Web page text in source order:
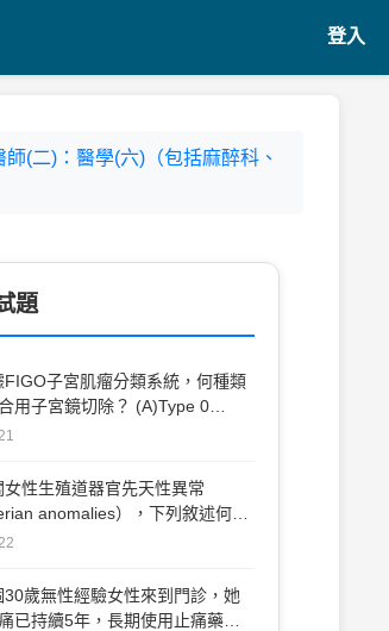
登入
(二)：醫學(六)（包括麻醉科、
題
FIGO子宮肌瘤分類系統，何種類
子宮鏡切除？ (A)Type 0
1 (C)Type 2 (D)Type 3
性生殖道器官先天性異常
anomalies），下列敘述何者
（primary
發育遲緩 (C)包含處女膜閉鎖
hymen）、陰道隔膜
30歲無性經驗女性來到門診，她
已持續5年，長期使用止痛藥緩